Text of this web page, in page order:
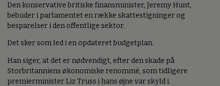
Den konservative britiske finansminister, Jeremy Hunt,
bebuder i parlamentet en række skattestigninger og
besparelser i den offentlige sektor.
Det sker som led i en opdateret budgetplan.
Han siger, at det er nødvendigt, efter den skade på
Storbritanniens økonomiske renommé, som tidligere
premierminister Liz Truss i hans øjne var skyld i.